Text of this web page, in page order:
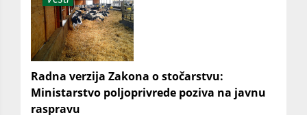
Radna verzija Zakona o stočarstvu:
Ministarstvo poljoprivrede poziva na javnu
raspravu